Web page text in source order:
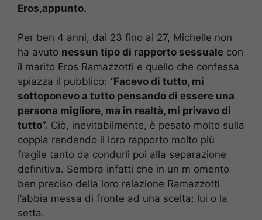
Eros,appunto.
Per ben 4 anni, dai 23 fino ai 27, Michelle non
ha avuto nessun tipo di rapporto sessuale con
il marito Eros Ramazzotti e quello che confessa
spiazza il pubblico: “Facevo di tutto, mi
sottoponevo a tutto pensando di essere una
persona migliore, ma in realtà, mi privavo di
tutto”. Ciò, inevitabilmente, è pesato molto sulla
coppia rendendo il loro rapporto molto più
fragile tanto da condurli poi alla separazione
definitiva. Sembra infatti che in un m omento
ben preciso della loro relazione Ramazzotti
l’abbia messa di fronte ad una scelta: lui o la
setta.